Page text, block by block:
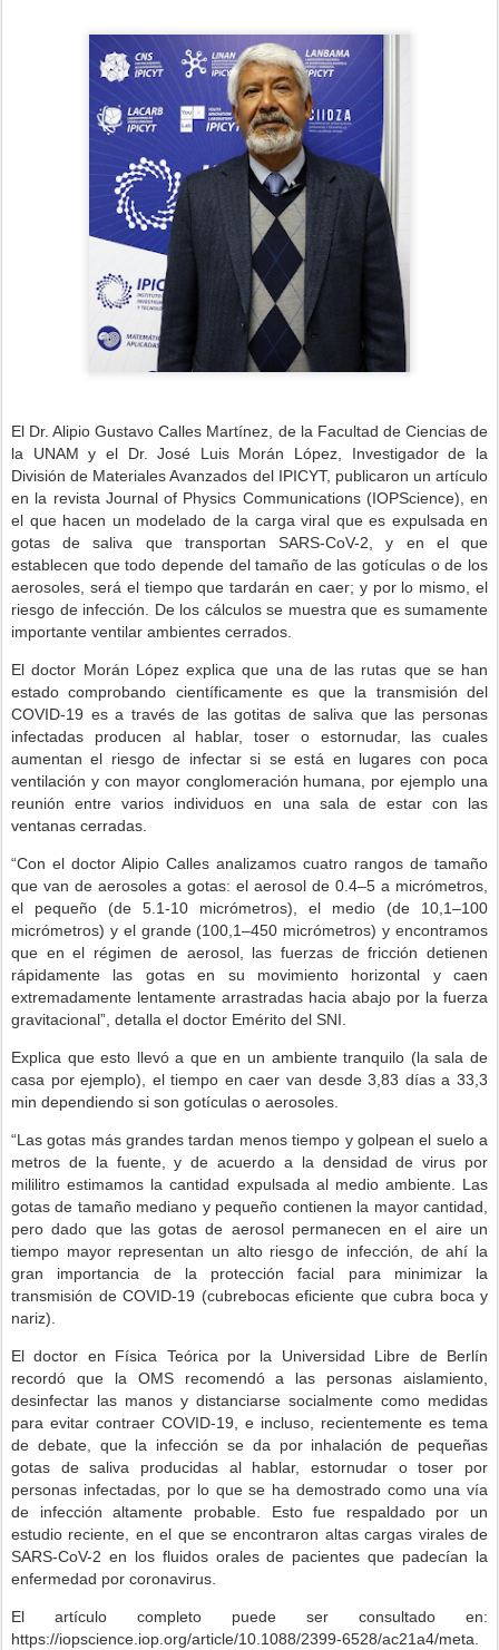
El Dr. Alipio Gustavo Calles Martínez, de la Facultad de Ciencias de
la UNAM y el Dr. José Luis Morán López, Investigador de la
División de Materiales Avanzados del IPICYT, publicaron un artículo
en la revista Journal of Physics Communications (IOPScience), en
el que hacen un modelado de la carga viral que es expulsada en
gotas de saliva que transportan SARS-CoV-2, y en el que
establecen que todo depende del tamaño de las gotículas o de los
aerosoles, será el tiempo que tardarán en caer; y por lo mismo, el
riesgo de infección. De los cálculos se muestra que es sumamente
importante ventilar ambientes cerrados.
El doctor Morán López explica que una de las rutas que se han
estado comprobando científicamente es que la transmisión del
COVID-19 es a través de las gotitas de saliva que las personas
infectadas producen al hablar, toser o estornudar, las cuales
aumentan el riesgo de infectar si se está en lugares con poca
ventilación y con mayor conglomeración humana, por ejemplo una
reunión entre varios individuos en una sala de estar con las
ventanas cerradas.
“Con el doctor Alipio Calles analizamos cuatro rangos de tamaño
que van de aerosoles a gotas: el aerosol de 0.4–5 a micrómetros,
el pequeño (de 5.1-10 micrómetros), el medio (de 10,1–100
micrómetros) y el grande (100,1–450 micrómetros) y encontramos
que en el régimen de aerosol, las fuerzas de fricción detienen
rápidamente las gotas en su movimiento horizontal y caen
extremadamente lentamente arrastradas hacia abajo por la fuerza
gravitacional”, detalla el doctor Emérito del SNI.
Explica que esto llevó a que en un ambiente tranquilo (la sala de
casa por ejemplo), el tiempo en caer van desde 3,83 días a 33,3
min dependiendo si son gotículas o aerosoles.
“Las gotas más grandes tardan menos tiempo y golpean el suelo a
metros de la fuente, y de acuerdo a la densidad de virus por
mililitro estimamos la cantidad expulsada al medio ambiente. Las
gotas de tamaño mediano y pequeño contienen la mayor cantidad,
pero dado que las gotas de aerosol permanecen en el aire un
tiempo mayor representan un alto riesgo de infección, de ahí la
gran importancia de la protección facial para minimizar la
transmisión de COVID-19 (cubrebocas eficiente que cubra boca y
nariz).
El doctor en Física Teórica por la Universidad Libre de Berlín
recordó que la OMS recomendó a las personas aislamiento,
desinfectar las manos y distanciarse socialmente como medidas
para evitar contraer COVID-19, e incluso, recientemente es tema
de debate, que la infección se da por inhalación de pequeñas
gotas de saliva producidas al hablar, estornudar o toser por
personas infectadas, por lo que se ha demostrado como una vía
de infección altamente probable. Esto fue respaldado por un
estudio reciente, en el que se encontraron altas cargas virales de
SARS-CoV-2 en los fluidos orales de pacientes que padecían la
enfermedad por coronavirus.
El artículo completo puede ser consultado en:
https://iopscience.iop.org/article/10.1088/2399-6528/ac21a4/meta.